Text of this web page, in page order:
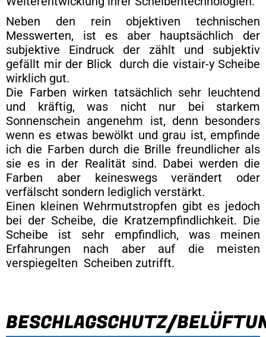
Neben den rein objektiven technischen
Messwerten, ist es aber hauptsächlich der
subjektive Eindruck der zählt und subjektiv
gefällt mir der Blick durch die vistair-y Scheibe
wirklich gut.
Die Farben wirken tatsächlich sehr leuchtend
und kräftig, was nicht nur bei starkem
Sonnenschein angenehm ist, denn besonders
wenn es etwas bewölkt und grau ist, empfinde
ich die Farben durch die Brille freundlicher als
sie es in der Realität sind. Dabei werden die
Farben aber keineswegs verändert oder
verfälscht sondern lediglich verstärkt.
Einen kleinen Wehrmutstropfen gibt es jedoch
bei der Scheibe, die Kratzempfindlichkeit. Die
Scheibe ist sehr empfindlich, was meinen
Erfahrungen nach aber auf die meisten
verspiegelten Scheiben zutrifft.
BESCHLAGSCHUTZ/